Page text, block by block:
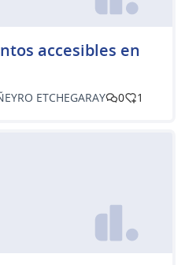
accesibles en
ETCHEGARAY 0 1